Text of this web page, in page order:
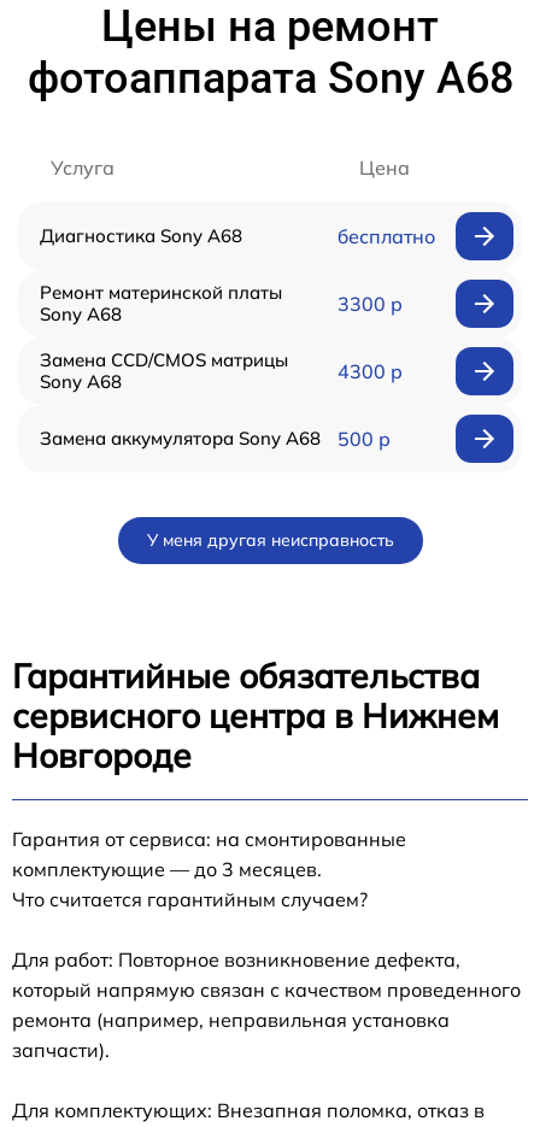
Цены на ремонт
фотоаппарата Sony A68
Услуга Цена
Диагностика Sony A68 бесплатно
Ремонт материнской платы
Sony A68
3300 р
Замена CCD/CMOS матрицы
Sony A68
4300 р
Замена аккумулятора Sony A68 500 р
У меня другая неисправность
Гарантийные обязательства
сервисного центра в Нижнем
Новгороде
Гарантия от сервиса: на смонтированные
комплектующие — до 3 месяцев.
Что считается гарантийным случаем?
Для работ: Повторное возникновение дефекта,
который напрямую связан с качеством проведенного
ремонта (например, неправильная установка
запчасти).
Для комплектующих: Внезапная поломка, отказ в